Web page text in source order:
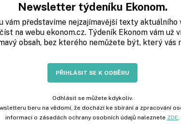
Newsletter týdeníku Ekonom.
vám představíme nejzajímavější texty aktuálního
na webu ekonom.cz. Týdeník Ekonom vám už
obsah, bez kterého nemůžete být, který vás
PŘIHLÁSIT SE K ODBĚRU
Odhlásit se můžete kdykoliv.
beru na vědomí, že dochází ke sbírání a zpracování
informací o zásadách ochrany osobních údajů naleznete ZDE.